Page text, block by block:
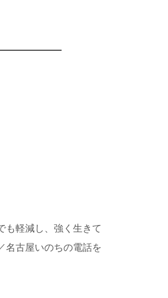
も軽減し、強く生きて
名古屋いのちの電話を